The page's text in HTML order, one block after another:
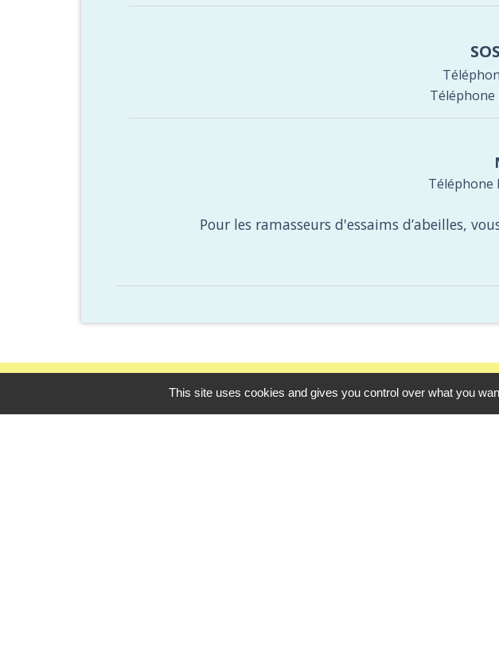
Téléphone
Téléphone
Pour les ramasseurs d'essaims d’abeilles,
This site uses cookies and gives you control over what you